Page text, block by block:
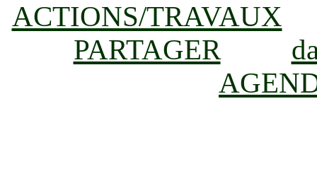
ACTIONS/TRAVAUX
PARTAGER